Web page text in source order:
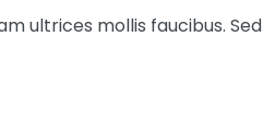
ultrices mollis faucibus. Sed